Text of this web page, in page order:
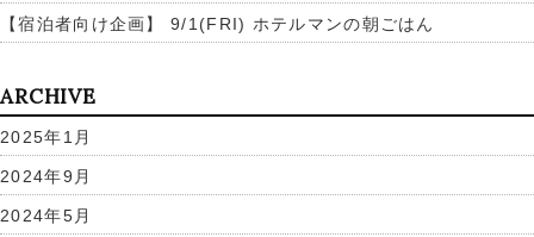
【宿泊者向け企画】 9/1(FRI) ホテルマンの朝ごはん
ARCHIVE
2025年1月
2024年9月
2024年5月